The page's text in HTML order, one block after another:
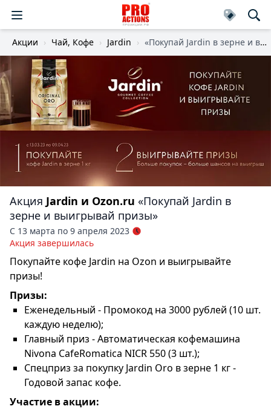
Акции Чай, Кофе Jardin «Покупай Jardin в зерне и выигрывай призы»
Акция Jardin и Ozon.ru «Покупай Jardin в
зерне и выигрывай призы»
С 13 марта по 9 апреля 2023
Акция завершилась
Покупайте кофе Jardin на Ozon и выигрывайте
призы!
Призы:
Еженедельный - Промокод на 3000 рублей (10 шт.
каждую неделю);
Главный приз - Автоматическая кофемашина
Nivona CafeRomatica NICR 550 (3 шт.);
Спецприз за покупку Jardin Oro в зерне 1 кг -
Годовой запас кофе.
Участие в акции: